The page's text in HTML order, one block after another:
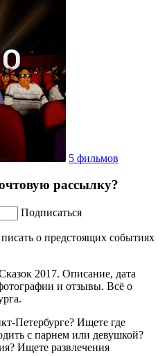
5 фильмов
рассылку?
Подписаться
о предстоящих событиях
2017. Описание, дата
и отзывы. Всё о
Петербурге? Ищете где
с парнем или девушкой?
Ищете развлечения